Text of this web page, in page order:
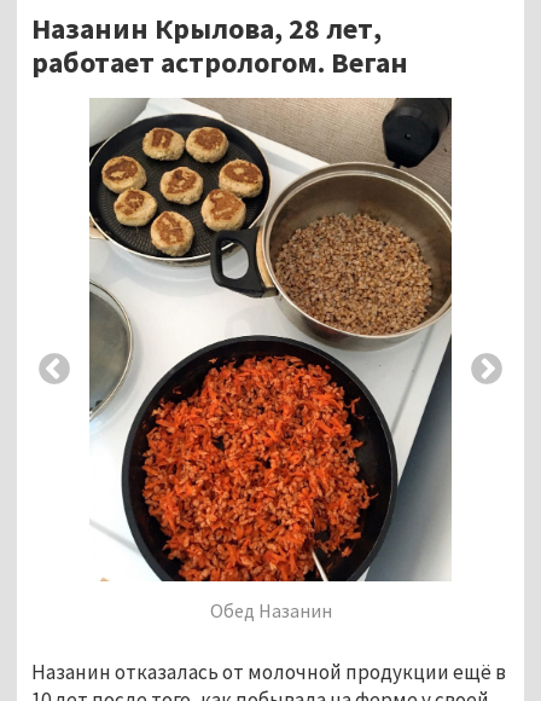
Назанин Крылова, 28 лет,
работает астрологом. Веган
Обед Назанин
Назанин отказалась от молочной продукции ещё в